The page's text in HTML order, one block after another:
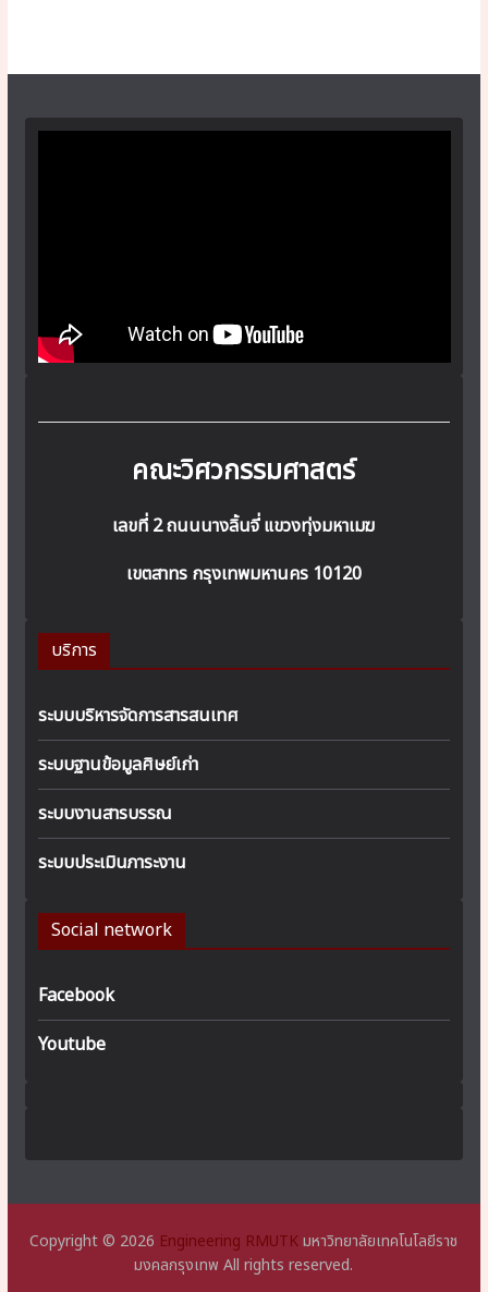
คณะวิศวกรรมศาสตร์
เลขที่ 2 ถนนนางลิ้นจี่ แขวงทุ่งมหาเมฆ
เขตสาทร กรุงเทพมหานคร 10120
บริการ
ระบบบริหารจัดการสารสนเทศ
ระบบฐานข้อมูลศิษย์เก่า
ระบบงานสารบรรณ
ระบบประเมินภาระงาน
Social network
Facebook
Youtube
Copyright © 2026 Engineering RMUTKมหาวิทยาลัยเทคโนโลยีราช
มงคลกรุงเทพ All rights reserved.